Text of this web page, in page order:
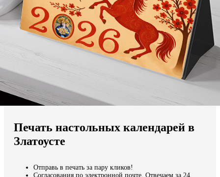
Мы доставляем по всему миру
Продолжить без города
Печать настольных календарей в
Златоусте
Отправь в печать за пару кликов!
Согласования по электронной почте. Отвечаем за 24